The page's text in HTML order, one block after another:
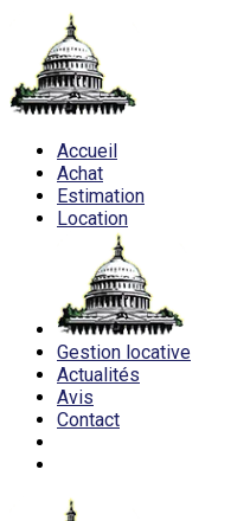
Accueil
Achat
Estimation
Location
Gestion locative
Actualités
Avis
Contact